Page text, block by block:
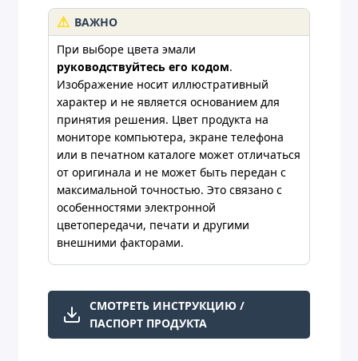
ВАЖНО
При выборе цвета эмали
руководствуйтесь его кодом.
Изображение носит иллюстративный
характер и не является основанием для
принятия решения. Цвет продукта на
мониторе компьютера, экране телефона
или в печатном каталоге может отличаться
от оригинала и не может быть передан с
максимальной точностью. Это связано с
особенностями электронной
цветопередачи, печати и другими
внешними факторами.
СМОТРЕТЬ ИНСТРУКЦИЮ /
ПАСПОРТ ПРОДУКТА